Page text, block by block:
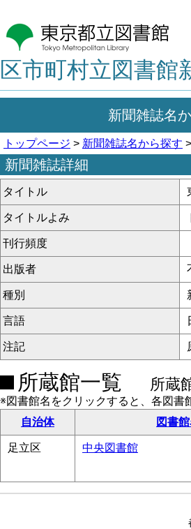
区市町村立図書館
新聞雑誌名
トップページ > 新聞雑誌名から探す
新聞雑誌詳細
タイトル
タイトルよみ
刊行頻度
出版者
種別
言語
注記
所蔵館一覧 所蔵
※図書館名をクリックすると、各図書
自治体
図書
足立区 中央図書館